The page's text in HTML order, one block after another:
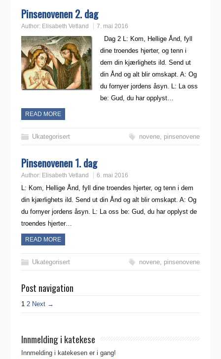
Pinsenovenen 2. dag
Author: Elisabeth Vetland 7. mai 2016
Dag 2 L: Kom, Hellige Ånd, fyll
dine troendes hjerter, og tenn i
dem din kjærlighets ild. Send ut
din Ånd og alt blir omskapt. A: Og
du fornyer jordens åsyn. L: La oss
be: Gud, du har opplyst…
READ MORE
Ukategorisert novene pinsenovene
Pinsenovenen 1. dag
Author: Elisabeth Vetland 6. mai 2016
L: Kom, Hellige Ånd, fyll dine troendes hjerter, og tenn i dem
din kjærlighets ild. Send ut din Ånd og alt blir omskapt. A: Og
du fornyer jordens åsyn. L: La oss be: Gud, du har opplyst de
troendes hjerter…
READ MORE
Ukategorisert novene pinsenovene
Post navigation
1 2 Next →
Innmelding i katekese
Innmelding i katekesen er i gang!